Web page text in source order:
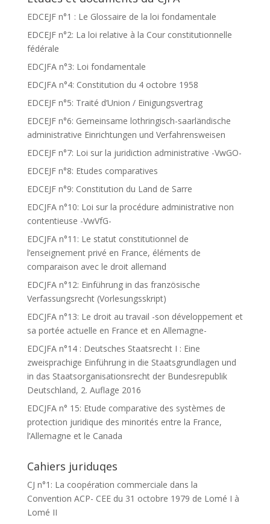
EDCEJF n°1 : Le Glossaire de la loi fondamentale
EDCEJF n°2: La loi relative à la Cour constitutionnelle
fédérale
EDCJFA n°3: Loi fondamentale
EDCJFA n°4: Constitution du 4 octobre 1958
EDCEJF n°5: Traité d’Union / Einigungsvertrag
EDCEJF n°6: Gemeinsame lothringisch-saarländische
administrative Einrichtungen und Verfahrensweisen
EDCEJF n°7: Loi sur la juridiction administrative -VwGO-
EDCEJF n°8: Etudes comparatives
EDCEJF n°9: Constitution du Land de Sarre
EDCJFA n°10: Loi sur la procédure administrative non
contentieuse -VwVfG-
EDCJFA n°11: Le statut constitutionnel de
l’enseignement privé en France, éléments de
comparaison avec le droit allemand
EDCJFA n°12: Einführung in das französische
Verfassungsrecht (Vorlesungsskript)
EDCJFA n°13: Le droit au travail -son développement et
sa portée actuelle en France et en Allemagne-
EDCJFA n°14 : Deutsches Staatsrecht I : Eine
zweisprachige Einführung in die Staatsgrundlagen und
in das Staatsorganisationsrecht der Bundesrepublik
Deutschland, 2. Auflage 2016
EDCJFA n° 15: Etude comparative des systèmes de
protection juridique des minorités entre la France,
l’Allemagne et le Canada
Cahiers juriduqes
CJ n°1: La coopération commerciale dans la
Convention ACP- CEE du 31 octobre 1979 de Lomé I à
Lomé II